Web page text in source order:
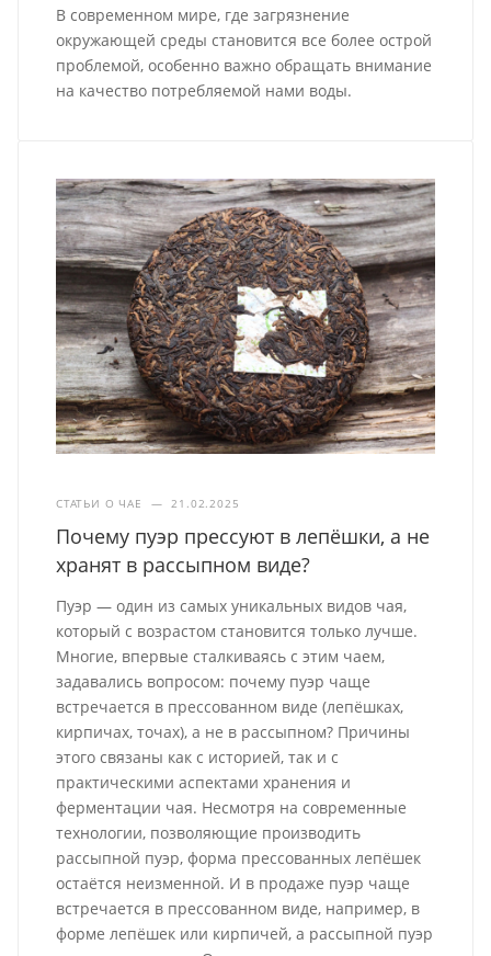
В современном мире, где загрязнение
окружающей среды становится все более острой
проблемой, особенно важно обращать внимание
на качество потребляемой нами воды.
СТАТЬИ О ЧАЕ — 21.02.2025
Почему пуэр прессуют в лепёшки, а не
хранят в рассыпном виде?
Пуэр — один из самых уникальных видов чая,
который с возрастом становится только лучше.
Многие, впервые сталкиваясь с этим чаем,
задавались вопросом: почему пуэр чаще
встречается в прессованном виде (лепёшках,
кирпичах, точах), а не в рассыпном? Причины
этого связаны как с историей, так и с
практическими аспектами хранения и
ферментации чая. Несмотря на современные
технологии, позволяющие производить
рассыпной пуэр, форма прессованных лепёшек
остаётся неизменной. И в продаже пуэр чаще
встречается в прессованном виде, например, в
форме лепёшек или кирпичей, а рассыпной пуэр